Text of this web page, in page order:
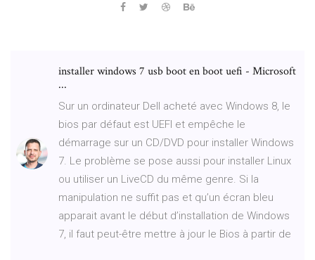
installer windows 7 usb boot en boot uefi - Microsoft
...
Sur un ordinateur Dell acheté avec Windows 8, le
bios par défaut est UEFI et empêche le
démarrage sur un CD/DVD pour installer Windows
7. Le problème se pose aussi pour installer Linux
ou utiliser un LiveCD du même genre. Si la
manipulation ne suffit pas et qu’un écran bleu
apparait avant le début d’installation de Windows
7, il faut peut-être mettre à jour le Bios à partir de